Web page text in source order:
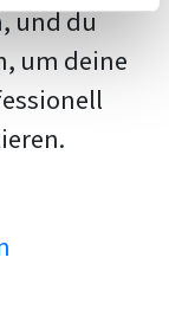
und du
um deine